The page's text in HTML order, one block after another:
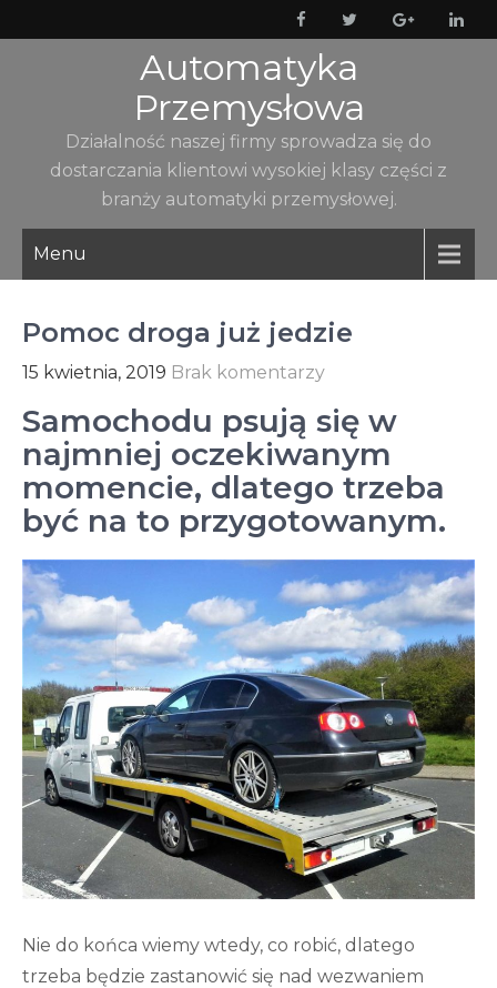
to
Automatyka
Przemysłowa
Działalność naszej firmy sprowadza się do
dostarczania klientowi wysokiej klasy części z
branży automatyki przemysłowej.
Menu
Pomoc droga już jedzie
15 kwietnia, 2019 Brak komentarzy
Samochodu psują się w
najmniej oczekiwanym
momencie, dlatego trzeba
być na to przygotowanym.
Nie do końca wiemy wtedy, co robić, dlatego
trzeba będzie zastanowić się nad wezwaniem